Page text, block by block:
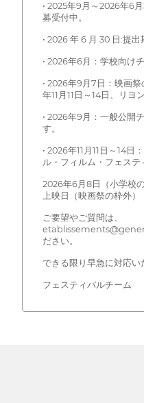
• 2025年9月～2026年6
募受付中。
• 2026 年 6 月 30 日:提出
• 2026年6月：学校向け
• 2026年9月7日：映画
年11月11日～14日、リヨン
• 2026年9月：一般公開
す。
• 2026年11月11日～14日
ル・フィルム・フェステ
2026年6月8日（小学校
上映日（映画祭の枠外）
ご要望やご質問は、
ださい。
できる限り早急に対応い
フェスティバルチーム